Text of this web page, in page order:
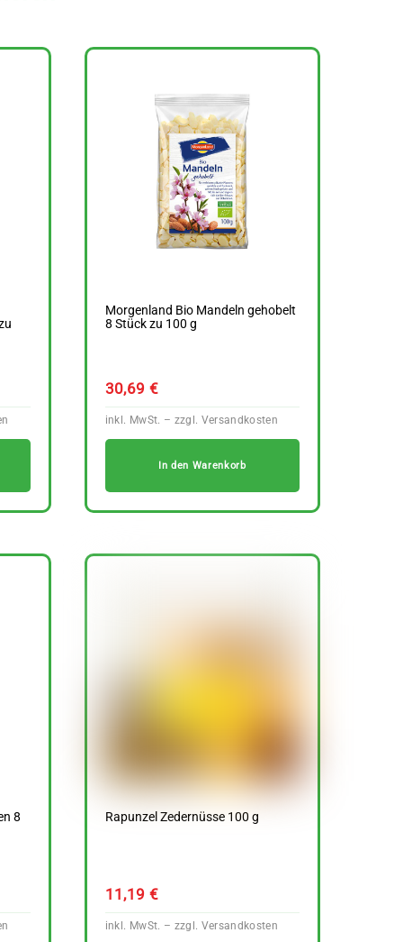
Morgenland Bio Mandeln gehobelt
8 Stück zu 100 g
30,69 €
In den Warenkorb
8
Rapunzel Zedernüsse 100 g
11,19 €